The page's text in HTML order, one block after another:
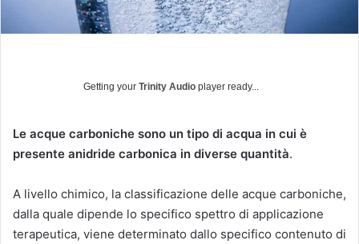
i
l
Getting your Trinity Audio player ready...
Le acque carboniche sono un tipo di acqua in cui è
presente anidride carbonica in diverse quantità.
A livello chimico, la classificazione delle acque carboniche,
dalla quale dipende lo specifico spettro di applicazione
terapeutica, viene determinato dallo specifico contenuto di